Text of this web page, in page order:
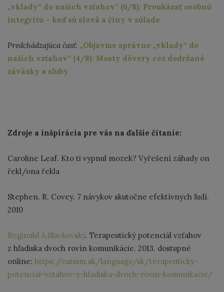
„vklady“ do našich vzťahov“ (6/8): Preukázať osobnú
integritu – keď sú slová a činy v súlade
Predchádzajúca časť: „Objavme správne „vklady“ do
našich vzťahov“ (4/8): Mosty dôvery cez dodržané
záväzky a sľuby
Zdroje a inšpirácia pre vás na ďalšie čítanie:
Caroline Leaf. Kto ti vypnul mozek? Vyřešení záhady on
řekl/ona řekla
Stephen. R. Covey. 7 návykov skutočne efektívnych ľudí.
2010
Reginald A.Slavkovský. Terapeutický potenciál vzťahov
z hľadiska dvoch rovín komunikácie. 2013. dostupné
online: https://ostium.sk/language/sk/terapeuticky-
potencial-vztahov-z-hladiska-dvoch-rovin-komunikacie/